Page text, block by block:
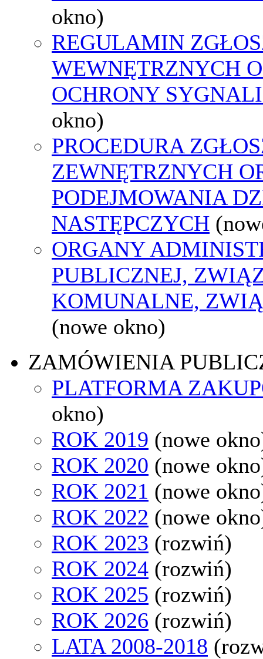
okno)
REGULAMIN
WEWNĘTRZNYCH
OCHRONY
okno)
PROCEDURA
ZEWNĘTRZNYCH
PODEJMOWANIA
NASTĘPCZYCH
ORGANY
PUBLICZNEJ,
KOMUNALNE,
(nowe okno)
ZAMÓWIENIA
PLATFORMA
okno)
ROK 2019 (nowe
ROK 2020 (nowe
ROK 2021 (nowe
ROK 2022 (nowe
ROK 2023 (rozwiń)
ROK 2024 (rozwiń)
ROK 2025 (rozwiń)
ROK 2026 (rozwiń)
LATA 2008-2018